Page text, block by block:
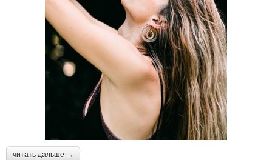
читать дальше →